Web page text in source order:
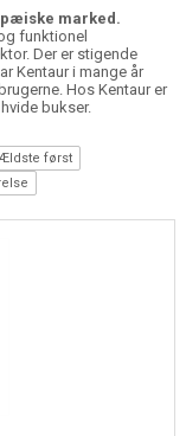
marked.
funktionel
Der er stigende
Kentaur i mange år
Hos Kentaur er
bukser.
først